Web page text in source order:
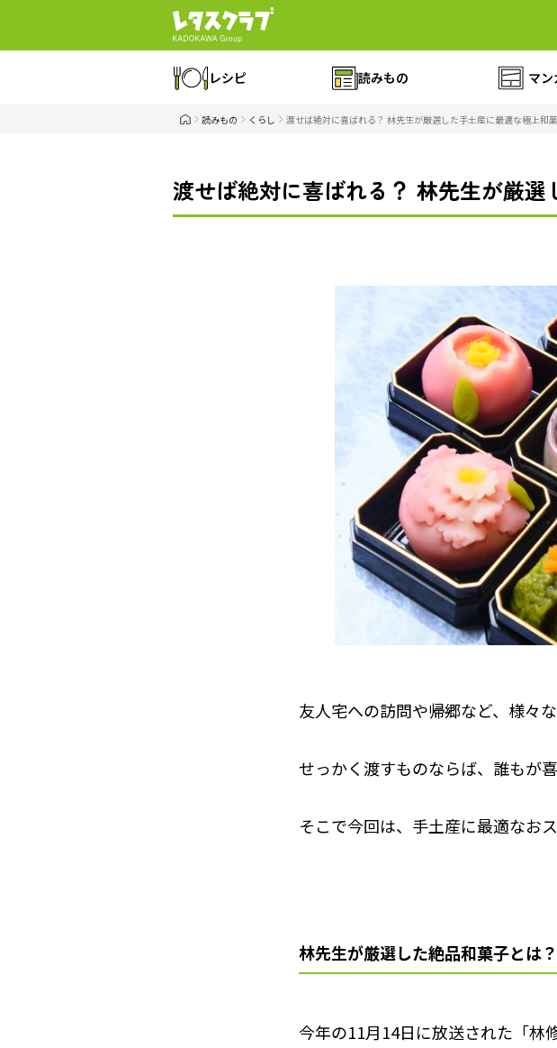
レシピ 読みもの マン
読みもの くらし 渡せば絶対に喜ばれる？ 林先生が厳選した手土産に最適な極上和菓
渡せば絶対に喜ばれる？ 林先生が厳選
友人宅への訪問や帰郷など、様々
せっかく渡すものならば、誰もが
そこで今回は、手土産に最適なお
林先生が厳選した絶品和菓子とは？
今年の11月14日に放送された「林